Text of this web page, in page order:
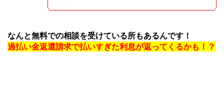
なんと無料での相談を受けている所もあるんです！
過払い金返還請求で払いすぎた利息が返ってくるかも！？